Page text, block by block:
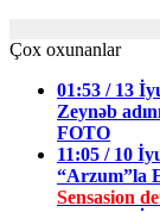
Çox oxunanlar
01:53 / 13
Zeynəb
FOTO
11:05 / 10
“Arzum”la
Sensasion